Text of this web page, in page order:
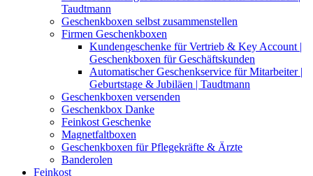
Taudtmann
Geschenkboxen selbst zusammenstellen
Firmen Geschenkboxen
Kundengeschenke für Vertrieb & Key Account |
Geschenkboxen für Geschäftskunden
Automatischer Geschenkservice für Mitarbeiter |
Geburtstage & Jubiläen | Taudtmann
Geschenkboxen versenden
Geschenkbox Danke
Feinkost Geschenke
Magnetfaltboxen
Geschenkboxen für Pflegekräfte & Ärzte
Banderolen
Feinkost